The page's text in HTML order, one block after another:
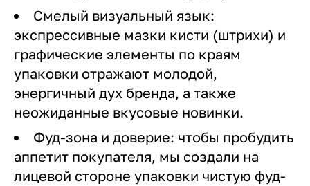
Смелый визуальный язык:
экспрессивные мазки кисти (штрихи) и
графические элементы по краям
упаковки отражают молодой,
энергичный дух бренда, а также
неожиданные вкусовые новинки.
Фуд-зона и доверие: чтобы пробудить
аппетит покупателя, мы создали на
лицевой стороне упаковки чистую фуд-